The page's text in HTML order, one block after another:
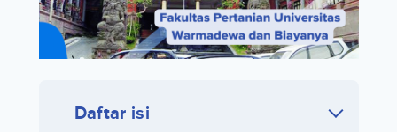
Daftar isi